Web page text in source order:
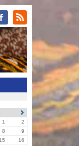
1
2
8
9
15
16